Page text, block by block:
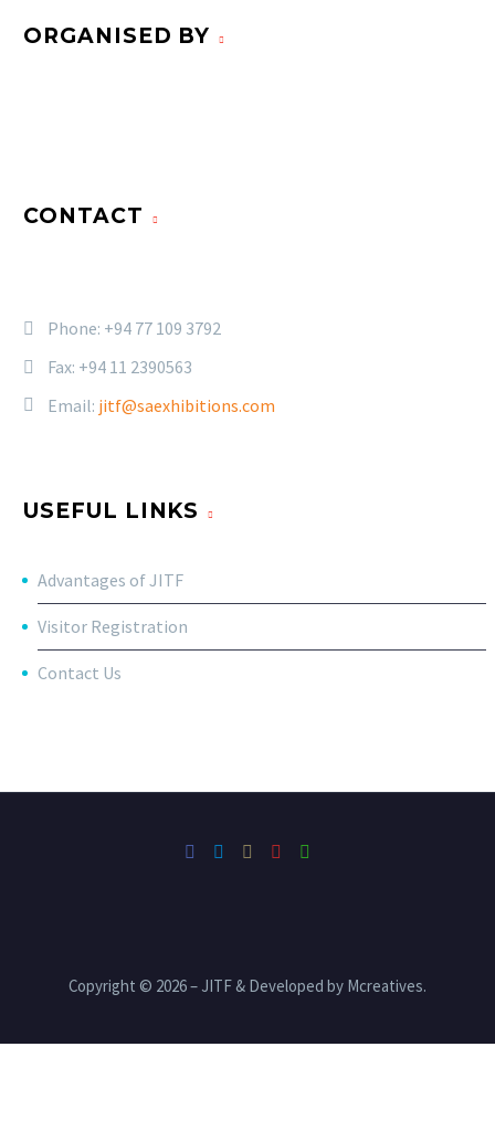
ORGANISED BY
CONTACT
Phone: +94 77 109 3792
Fax: +94 11 2390563
Email: jitf@saexhibitions.com
USEFUL LINKS
Advantages of JITF
Visitor Registration
Contact Us
Copyright © 2026 – JITF & Developed by Mcreatives.